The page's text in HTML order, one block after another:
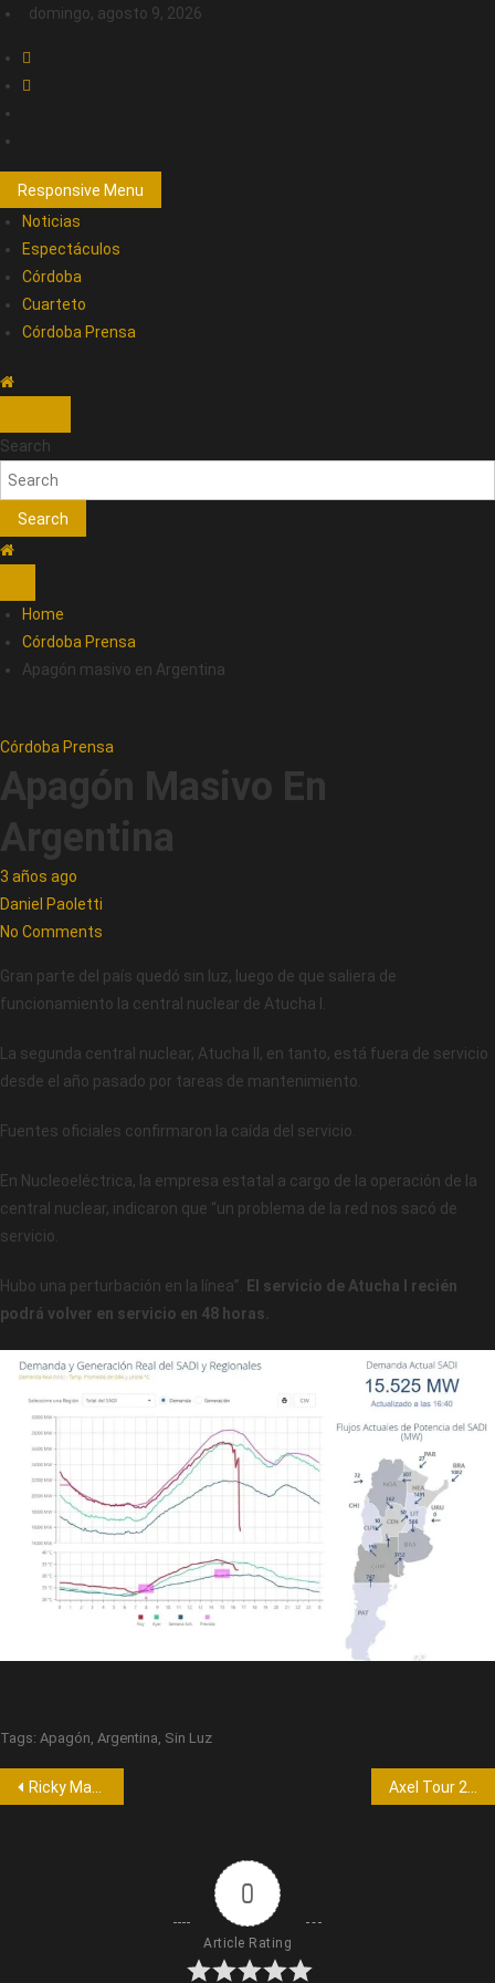
domingo, agosto 9, 2026
Responsive Menu
Noticias
Espectáculos
Córdoba
Cuarteto
Córdoba Prensa
Search
Search
Home
Córdoba Prensa
Apagón masivo en Argentina
Córdoba Prensa
Apagón Masivo En
Argentina
3 años ago
Daniel Paoletti
No Comments
Gran parte del país quedó sin luz, luego de que saliera de
funcionamiento la central nuclear de Atucha I.
La segunda central nuclear, Atucha II, en tanto, está fuera de servicio
desde el año pasado por tareas de mantenimiento.
Fuentes oficiales confirmaron la caída del servicio.
En Nucleoeléctrica, la empresa estatal a cargo de la operación de la
central nuclear, indicaron que “un problema de la red nos sacó de
servicio.
Hubo una perturbación en la línea”.
El servicio de Atucha I recién
podrá volver en servicio en 48 horas.
Tags: Apagón Argentina Sin Luz
Ricky Martin brindo un mega show en la primera noche extra en Villa María
0
Article Rating